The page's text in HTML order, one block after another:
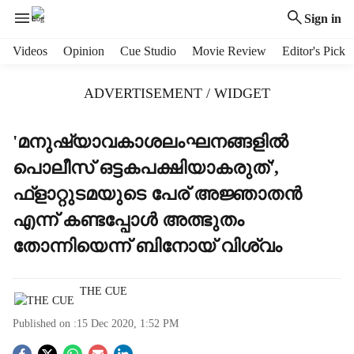
Sign in
Videos Opinion Cue Studio Movie Review Editor's Pick
ADVERTISEMENT / WIDGET
'മനുഷ്യാവകാശലംഘനങ്ങളില്‍
പൊലീസ് ഒട്ടകപക്ഷിയാകരുത്',
ഫ്‌ളാറ്റുടമയുടെ പേര് അജ്ഞാതന്‍
എന്ന് കണ്ടപ്പോള്‍ അത്ഭുതം
തോന്നിയെന്ന് ബിനോയ് വിശ്വം
THE CUE
Published on :15 Dec 2020, 1:52 PM